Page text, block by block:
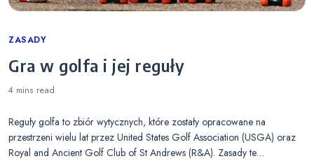
Categories
ZASADY
Gra w golfa i jej reguły
4 mins read
Reguły golfa to zbiór wytycznych, które zostały opracowane na
przestrzeni wielu lat przez United States Golf Association (USGA) oraz
Royal and Ancient Golf Club of St Andrews (R&A). Zasady te…